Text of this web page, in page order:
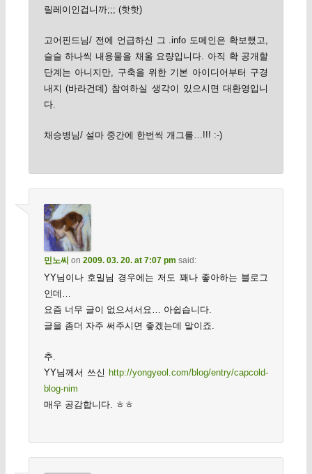
릴레이인겁니까;;; (핫핫)
고어핀드님/ 전에 언급하신 그 .info 도메인은 확보했고,
슬슬 하나씩 내용물을 채울 요량입니다. 아직 확 공개할
단계는 아니지만, 구축을 위한 기본 아이디어부터 구경
내지 (바라건데) 참여하실 생각이 있으시면 대환영입니
다.
채승병님/ 설마 중간에 한번씩 개그를…!!! :-)
민노씨 on 2009. 03. 20. at 7:07 pm said:
YY님이나 호밀님 경우에는 저도 꽤나 좋아하는 블로그
인데…
요즘 너무 글이 없으셔서요… 아쉽습니다.
글을 좀더 자주 써주시면 좋겠는데 말이죠.
추.
YY님께서 쓰신 http://yongyeol.com/blog/entry/capcold-
blog-nim
매우 공감합니다. ㅎㅎ